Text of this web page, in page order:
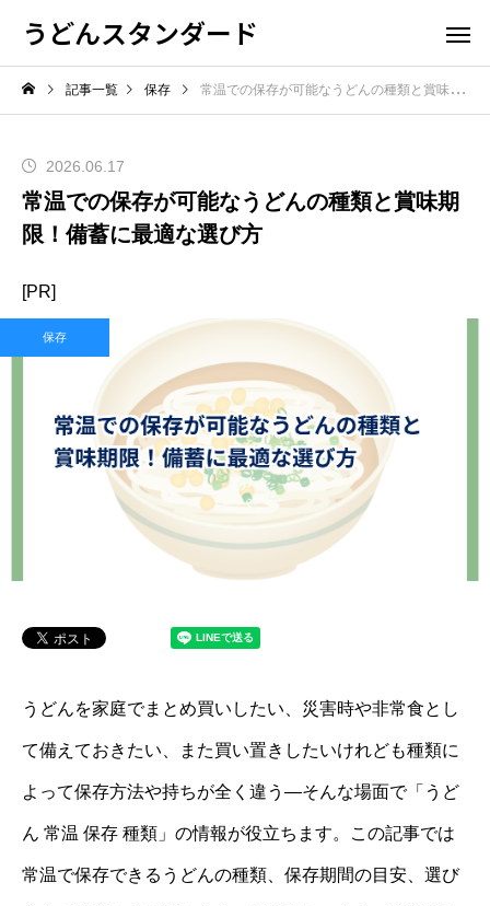
うどんスタンダード
記事一覧 保存 常温での保存が可能なうどんの種類と賞味期限！備蓄に最適な選び方
2026.06.17
常温での保存が可能なうどんの種類と賞味期
限！備蓄に最適な選び方
[PR]
保存
うどんを家庭でまとめ買いしたい、災害時や非常食とし
て備えておきたい、また買い置きしたいけれども種類に
よって保存方法や持ちが全く違う—そんな場面で「うど
ん 常温 保存 種類」の情報が役立ちます。この記事では
常温で保存できるうどんの種類、保存期間の目安、選び